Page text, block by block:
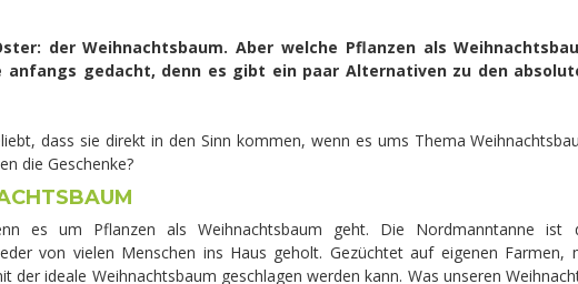
der Weihnachtsbaum. Aber welche Pflanzen als
gedacht, denn es gibt ein paar Alternativen zu den
dass sie direkt in den Sinn kommen, wenn es ums Thema
die Geschenke?
es um Pflanzen als Weihnachtsbaum geht. Die Nordmanntanne ist
von vielen Menschen ins Haus geholt. Gezüchtet auf eigenen Farmen,
ideale Weihnachtsbaum geschlagen werden kann. Was unseren